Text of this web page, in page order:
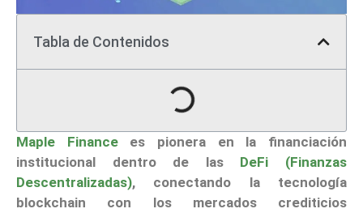
Tabla de Contenidos
Maple Financees pionera en la financiación
institucional dentro de las DeFi (Finanzas
Descentralizadas), conectando la tecnología
blockchain con los mercados crediticios